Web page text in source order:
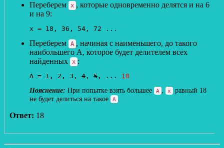
Переберем х , которые одновременно делятся и на 6
и на 9:
х = 18, 36, 54, 72 ...
Переберем А , начиная с наименьшего, до такого
наибольшего А, которое будет делителем всех
найденных х :
А = 1, 2, 3, 4 , 5 , ... 18
При попытке взять большее А x
равный 18
не будет делиться на такое
А
Ответ: 18